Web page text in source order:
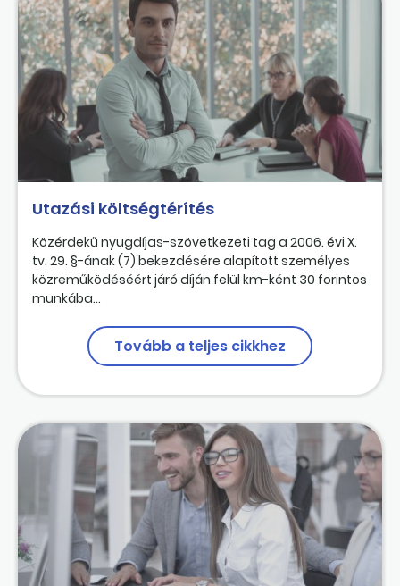
Utazási költségtérítés
Közérdekű nyugdíjas-szövetkezeti tag a 2006. évi X.
tv. 29. §-ának (7) bekezdésére alapított személyes
közreműködéséért járó díján felül km-ként 30 forintos
munkába...
Tovább a teljes cikkhez